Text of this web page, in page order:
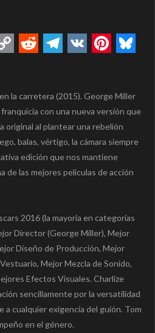
la carretera (2015). George Miller
con una nueva versión que
original al plantear una rebelión
balas, vértigo, la cámara siempre
edición que nos mantiene
de las mejores peliculas de acción
2016 (la mayoria en categorías
Director (George Miller), Mejor
Diseño de Producción, Mejor
Mejor Mezcla de Sonido,
Efectos Visuales. Charlize
sencillamente por la versatilidad
cualquier exigencia del guión. Tom
en el género.